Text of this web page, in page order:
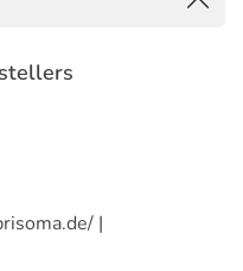
|